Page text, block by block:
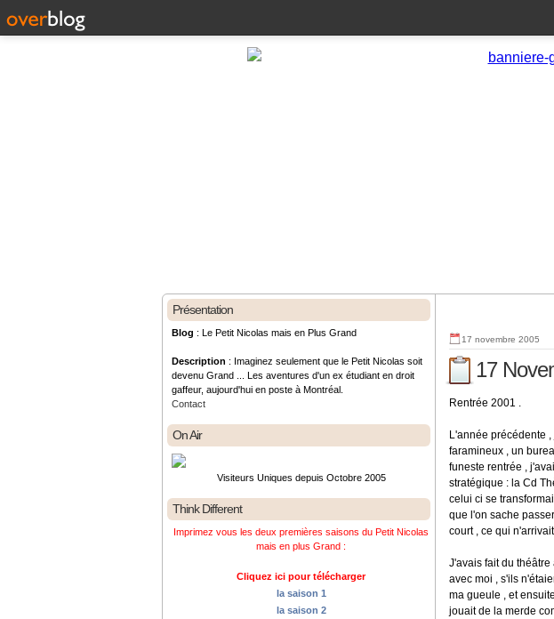
Présentation
Blog : Le Petit Nicolas mais en Plus Grand
Description : Imaginez seulement que le Petit Nicolas soit
devenu Grand ... Les aventures d'un ex étudiant en droit
gaffeur, aujourd'hui en poste à Montréal.
Contact
On Air
Visiteurs Uniques depuis Octobre 2005
Think Different
Imprimez vous les deux premières saisons du Petit Nicolas
mais en plus Grand :
Cliquez ici pour télécharger
la saison 1
la saison 2
17 novembre 2005
17
Rentrée 2001 .
L'année précédente
faramineux , un
funeste rentrée ,
stratégique : la Cd
celui ci se
que l'on sache
court , ce qui
J'avais fait du
avec moi , s'ils
ma gueule , et
jouait de la merde